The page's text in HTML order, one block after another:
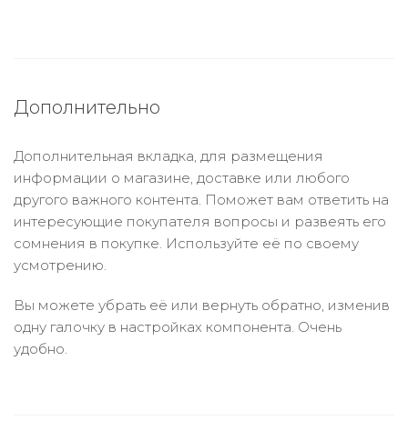
Дополнительно
Дополнительная вкладка, для размещения
информации о магазине, доставке или любого
другого важного контента. Поможет вам ответить на
интересующие покупателя вопросы и развеять его
сомнения в покупке. Используйте её по своему
усмотрению.
Вы можете убрать её или вернуть обратно, изменив
одну галочку в настройках компонента. Очень
удобно.